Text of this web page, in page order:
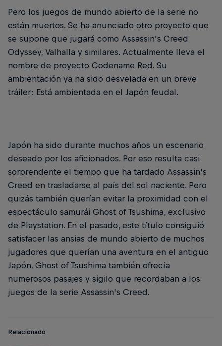
Pero los juegos de mundo abierto de la serie no
están muertos. Se ha anunciado otro proyecto que
se supone que jugará como Assassin's Creed
Odyssey, Valhalla y similares. Actualmente lleva el
nombre de proyecto Codename Red. Su
ambientación ya ha sido desvelada en un breve
tráiler: Está ambientada en el Japón feudal.
Japón ha sido durante muchos años un escenario
deseado por los aficionados. Por eso resulta casi
sorprendente el tiempo que ha tardado Assassin's
Creed en trasladarse al país del sol naciente. Pero
quizás también querían evitar la proximidad con el
espectáculo samurái Ghost of Tsushima, exclusivo
de Playstation. En el pasado, este título consiguió
satisfacer las ansias de mundo abierto de muchos
jugadores que querían una aventura en el antiguo
Japón. Ghost of Tsushima también ofrecía
numerosos pasajes y sigilo que recordaban a los
juegos de la serie Assassin's Creed.
Relacionado